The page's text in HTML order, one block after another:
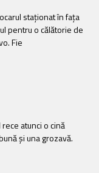
staționat în fața
pentru o călătorie de
Fie
atunci o cină
şi una grozavă.